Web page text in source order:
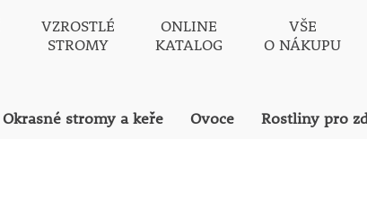
VZROSTLÉ
STROMY
ONLINE
KATALOG
VŠE
O NÁKUPU
Okrasné stromy a keře Ovoce Rostliny pro